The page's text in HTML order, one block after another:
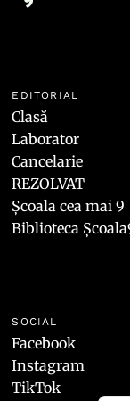
EDITORIAL
Clasă
Laborator
Cancelarie
REZOLVAT
Școala cea mai 9
Biblioteca
SOCIAL
Facebook
Instagram
TikTok